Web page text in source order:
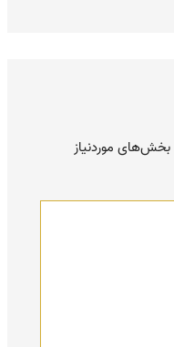
بخش‌های موردنیاز